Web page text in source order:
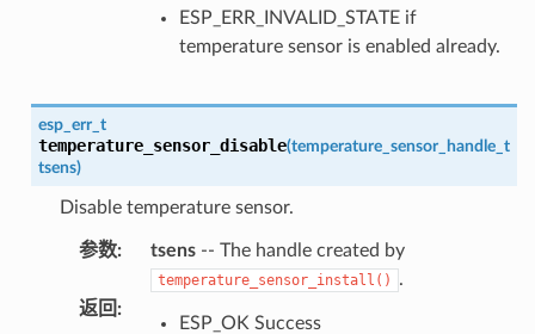
ESP_ERR_INVALID_STATE if
temperature sensor is enabled already.
esp_err_t
temperature_sensor_disable(temperature_sensor_handle_t
tsens)
Disable temperature sensor.
参数: tsens-- The handle created by
temperature_sensor_install()
.
返回 :
ESP_OK Success